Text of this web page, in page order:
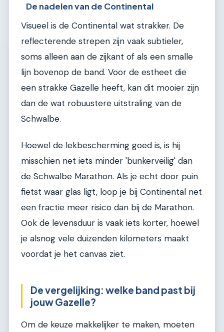
De nadelen van de Continental
Visueel is de Continental wat strakker. De
reflecterende strepen zijn vaak subtieler,
soms alleen aan de zijkant of als een smalle
lijn bovenop de band. Voor de estheet die
een strakke Gazelle heeft, kan dit mooier zijn
dan de wat robuustere uitstraling van de
Schwalbe.
Hoewel de lekbescherming goed is, is hij
misschien net iets minder 'bunkerveilig' dan
de Schwalbe Marathon. Als je echt door puin
fietst waar glas ligt, loop je bij Continental net
een fractie meer risico dan bij de Marathon.
Ook de levensduur is vaak iets korter, hoewel
je alsnog vele duizenden kilometers maakt
voordat je het canvas ziet.
De vergelijking: welke band past bij
jouw Gazelle?
Om de keuze makkelijker te maken, moeten